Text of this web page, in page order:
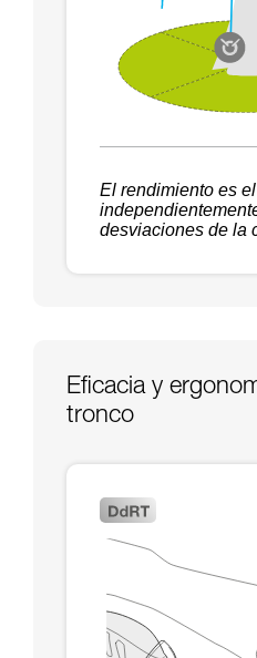
El rendimiento es
desviaciones de la
Eficacia y
tronco